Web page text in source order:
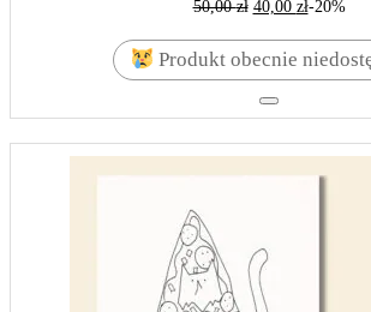
50,00zł 40,00 zł-20%
Produkt obecnie